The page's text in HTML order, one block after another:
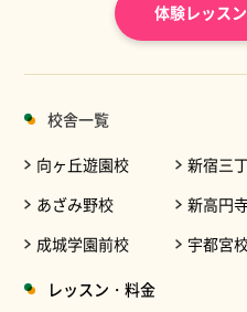
体験レッス
校舎一覧
向ヶ丘遊園校
あざみ野校
成城学園前校
新宿三
新高円
宇都宮
レッスン・料金